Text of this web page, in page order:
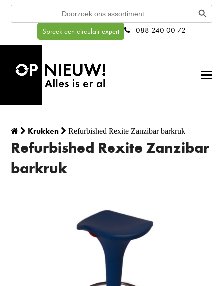
Search
Search Button
Spreek een circulair expert 088 240 00 72
Krukken Refurbished Rexite Zanzibar barkruk
Refurbished Rexite Zanzibar
barkruk